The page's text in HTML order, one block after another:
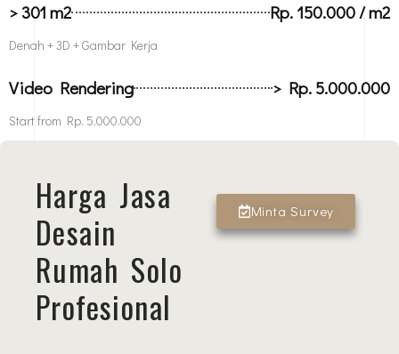
> 301 m2 Rp. 150.000 / m2
Denah + 3D + Gambar Kerja
Video Rendering > Rp. 5.000.000
Start from Rp. 5.000.000
Minta Survey
Harga Jasa
Desain
Rumah Solo
Profesional